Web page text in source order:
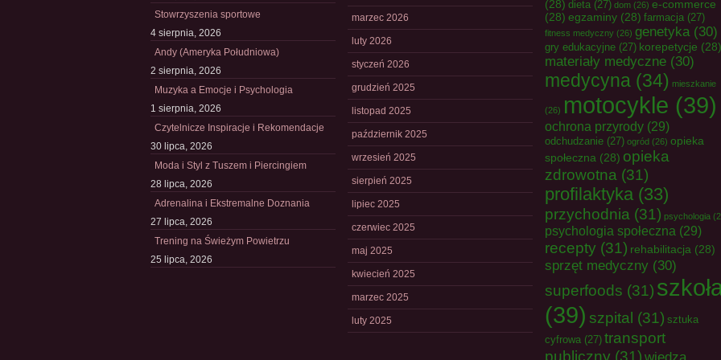
Stowrzyszenia sportowe
4 sierpnia, 2026
Andy (Ameryka Południowa)
2 sierpnia, 2026
Muzyka a Emocje i Psychologia
1 sierpnia, 2026
Czytelnicze Inspiracje i Rekomendacje
30 lipca, 2026
Moda i Styl z Tuszem i Piercingiem
28 lipca, 2026
Adrenalina i Ekstremalne Doznania
27 lipca, 2026
Trening na Świeżym Powietrzu
25 lipca, 2026
marzec 2026
luty 2026
styczeń 2026
grudzień 2025
listopad 2025
październik 2025
wrzesień 2025
sierpień 2025
lipiec 2025
czerwiec 2025
maj 2025
kwiecień 2025
marzec 2025
luty 2025
(28) dieta (27) dom (26) e-commerce
(28) egzaminy (28) farmacja (27)
fitness medyczny (26) genetyka(30)
gry edukacyjne (27) korepetycje (28)
materiały medyczne (30)
medycyna (34) mieszkanie
(26) motocykle (39)
ochrona przyrody (29)
odchudzanie (27) ogród (26) opieka
społeczna (28) opieka
zdrowotna (31)
profilaktyka (33)
przychodnia (31) psychologia
psychologia społeczna (29)
recepty (31) rehabilitacja (28)
sprzęt medyczny (30)
superfoods (31)
(39) szpital (31) sztuka
cyfrowa (27) transport
publiczny (31) wiedza